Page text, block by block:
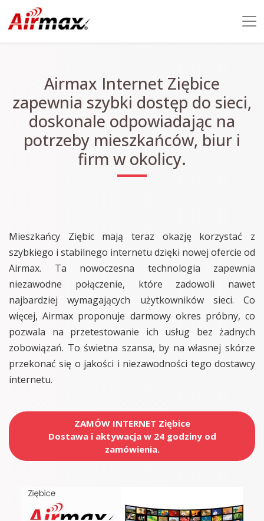
Airmax Internet Ziębice
zapewnia szybki dostęp do sieci,
doskonale odpowiadając na
potrzeby mieszkańców, biur i
firm w okolicy.
Mieszkańcy Ziębic mają teraz okazję korzystać z
szybkiego i stabilnego internetu dzięki nowej ofercie od
Airmax. Ta nowoczesna technologia zapewnia
niezawodne połączenie, które zadowoli nawet
najbardziej wymagających użytkowników sieci. Co
więcej, Airmax proponuje darmowy okres próbny, co
pozwala na przetestowanie ich usług bez żadnych
zobowiązań. To świetna szansa, by na własnej skórze
przekonać się o jakości i niezawodności tego dostawcy
internetu.
ZAMÓW INTERNET Ziębice
Dostawa i aktywacja w 24 godziny od
zamówienia.